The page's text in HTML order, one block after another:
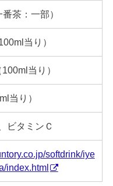
茶：一部）
当り）
当り）
当り）
ビタミンＣ
softdrink/iye
index.html